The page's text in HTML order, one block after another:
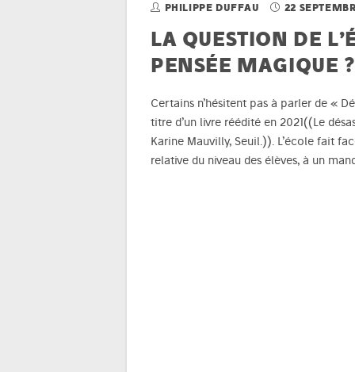
PHILIPPE DUFFAU 22
LA QUESTION DE
PENSÉE MAGIQUE ?
Certains n’hésitent pas à parler de «
titre d’un livre réédité en 2021((Le
Karine Mauvilly, Seuil.)). L’école fait
relative du niveau des élèves, à un